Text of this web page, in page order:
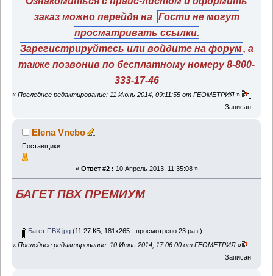
заказ можно перейдя на Гости не могут
просматривать ссылки.
Зарегистрируйтесь или войдите на форум, а
также позвонив по бесплатному номеру 8-800-
333-17-46
« Последнее редактирование: 11 Июнь 2014, 09:11:55 от ГЕОМЕТРИЯ »
Записан
Elena Vnebo
Поставщики
« Ответ #2 : 10 Апрель 2013, 11:35:08 »
БАГЕТ ПВХ ПРЕМИУМ
Багет ПВХ.jpg(11.27 КБ, 181x265 - просмотрено 23 раз.)
« Последнее редактирование: 10 Июнь 2014, 17:06:00 от ГЕОМЕТРИЯ »
Записан